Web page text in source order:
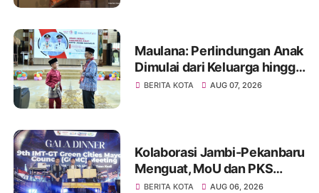
Maulana: Perlindungan Anak
Dimulai dari Keluarga hingga
Ruang Publik yang Ramah
BERITA KOTA AUG 07, 2026
Kolaborasi Jambi-Pekanbaru
Menguat, MoU dan PKS
Ditandatangani pada Gala
BERITA KOTA AUG 06, 2026